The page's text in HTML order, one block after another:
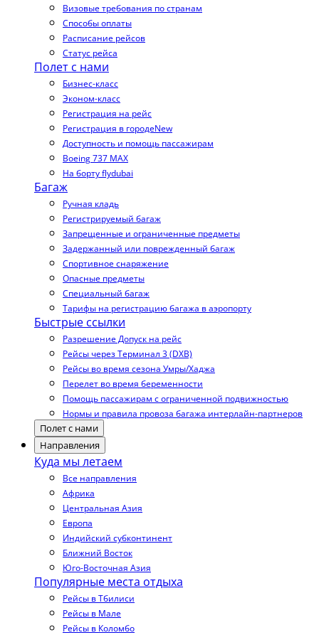
Визовые требования по странам
Способы оплаты
Расписание рейсов
Статус рейса
Полет с нами
Бизнес-класс
Эконом-класс
Регистрация на рейс
Регистрация в городеNew
Доступность и помощь пассажирам
Boeing 737 MAX
На борту flydubai
Багаж
Ручная кладь
Регистрируемый багаж
Запрещенные и ограниченные предметы
Задержанный или поврежденный багаж
Спортивное снаряжение
Опасные предметы
Специальный багаж
Тарифы на регистрацию багажа в аэропорту
Быстрые ссылки
Разрешение Допуск на рейс
Рейсы через Терминал 3 (DXB)
Рейсы во время сезона Умры/Хаджа
Перелет во время беременности
Помощь пассажирам с ограниченной подвижностью
Нормы и правила провоза багажа интерлайн-партнеров
Полет с нами
Направления
Куда мы летаем
Все направления
Африка
Центральная Азия
Европа
Индийский субконтинент
Ближний Восток
Юго-Восточная Азия
Популярные места отдыха
Рейсы в Тбилиси
Рейсы в Мале
Рейсы в Коломбо